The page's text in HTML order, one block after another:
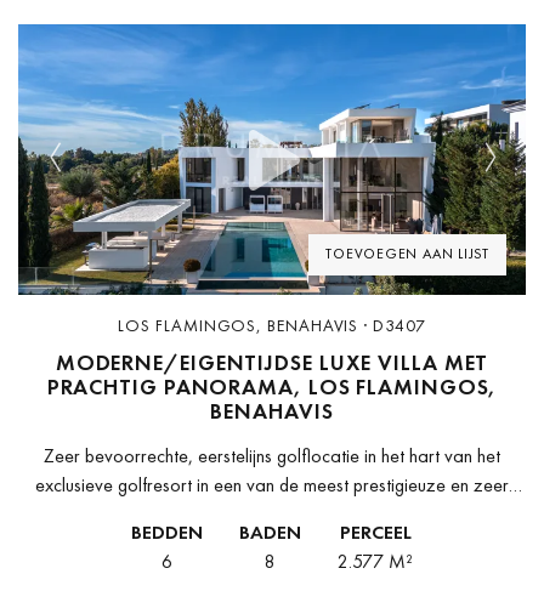
TOEVOEGEN AAN LIJST
Previous Next
LOS FLAMINGOS, BENAHAVIS · D3407
MODERNE/EIGENTIJDSE LUXE VILLA MET
PRACHTIG PANORAMA, LOS FLAMINGOS,
BENAHAVIS
Zeer bevoorrechte, eerstelijns golflocatie in het hart van het
exclusieve golfresort in een van de meest prestigieuze en zeer
urbanisatie...
BEDDEN
6
BADEN
8
PERCEEL
2.577 M²